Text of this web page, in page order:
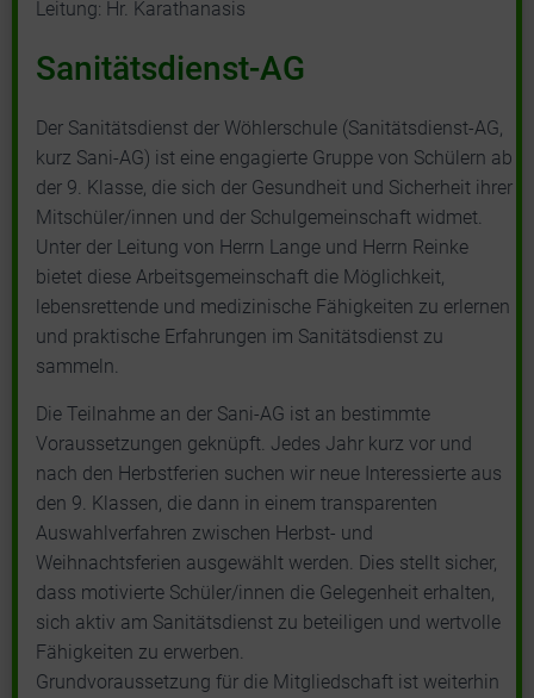
Leitung: Hr. Karathanasis
Sanitätsdienst-AG
Der Sanitätsdienst der Wöhlerschule (Sanitätsdienst-AG,
kurz Sani-AG) ist eine engagierte Gruppe von Schülern ab
der 9. Klasse, die sich der Gesundheit und Sicherheit ihrer
Mitschüler/innen und der Schulgemeinschaft widmet.
Unter der Leitung von Herrn Lange und Herrn Reinke
bietet diese Arbeitsgemeinschaft die Möglichkeit,
lebensrettende und medizinische Fähigkeiten zu erlernen
und praktische Erfahrungen im Sanitätsdienst zu
sammeln.
Die Teilnahme an der Sani-AG ist an bestimmte
Voraussetzungen geknüpft. Jedes Jahr kurz vor und
nach den Herbstferien suchen wir neue Interessierte aus
den 9. Klassen, die dann in einem transparenten
Auswahlverfahren zwischen Herbst- und
Weihnachtsferien ausgewählt werden. Dies stellt sicher,
dass motivierte Schüler/innen die Gelegenheit erhalten,
sich aktiv am Sanitätsdienst zu beteiligen und wertvolle
Fähigkeiten zu erwerben.
Grundvoraussetzung für die Mitgliedschaft ist weiterhin